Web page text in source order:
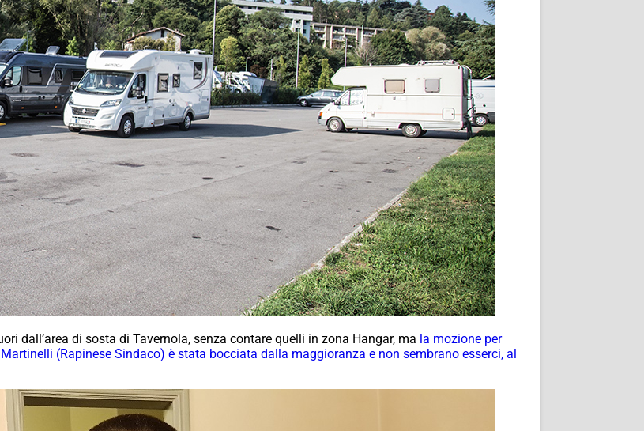
dall’area di sosta di Tavernola, senza contare quelli in zona Hangar, ma la mozione per
(Rapinese Sindaco) è stata bocciata dalla maggioranza e non sembrano esserci, al